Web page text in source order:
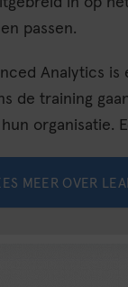
passen.
Analytics is
de training
organisatie.
MEER OVER